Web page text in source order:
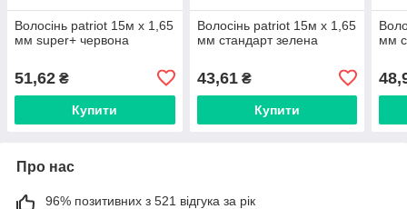
Волосінь patriot 15м х 1,65
мм super+ червона
51,62 ₴
Купити
Волосінь patriot 15м х 1,65
мм стандарт зелена
43,61₴
Купити
мм
Про нас
96% позитивних з 521 відгука за рік